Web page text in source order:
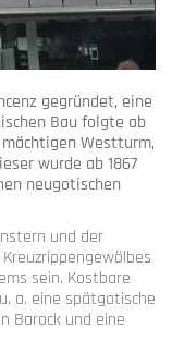
gegründet, eine
Bau folgte ab
Westturm,
wurde ab 1867
neugotischen
und der
sein. Kostbare
a. eine spätgotische
Barock und eine